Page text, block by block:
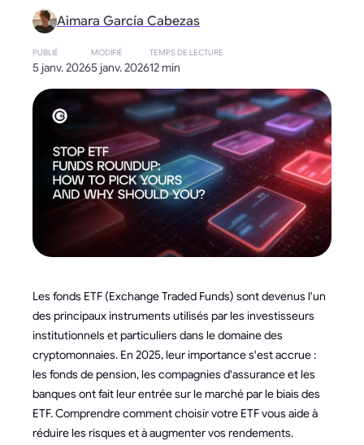
Aimara García Cabezas
PUBLIÉ
5 janv. 2026
MODIFIÉ
5 janv. 2026
TEMPS DE LECTURE
12 min
Les fonds ETF (Exchange Traded Funds) sont devenus l'un
des principaux instruments utilisés par les investisseurs
institutionnels et particuliers dans le domaine des
cryptomonnaies. En 2025, leur importance s'est accrue :
les fonds de pension, les compagnies d'assurance et les
banques ont fait leur entrée sur le marché par le biais des
ETF. Comprendre comment choisir votre ETF vous aide à
réduire les risques et à augmenter vos rendements.